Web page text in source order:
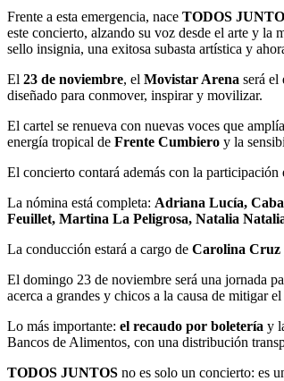
Frente a esta emergencia, nace TODOS
este concierto, alzando su voz desde el arte y la
sello insignia, una exitosa subasta artística y
El 23 de noviembre, el Movistar Arena será el
diseñado para conmover, inspirar y movilizar.
El cartel se renueva con nuevas voces que
energía tropical de Frente Cumbiero y la
El concierto contará además con la participación
La nómina está completa: Adriana Lucía,
Feuillet, Martina La Peligrosa, Natalia
La conducción estará a cargo de Carolina Cruz
El domingo 23 de noviembre será una jornada
acerca a grandes y chicos a la causa de mitigar
Lo más importante: el recaudo por boletería y
Bancos de Alimentos, con una distribución
TODOS JUNTOS no es solo un concierto: es